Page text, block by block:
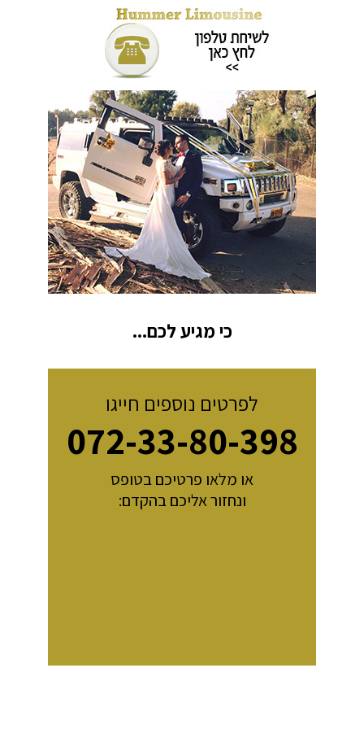
כי מגיע לכם...
לפרטים נוספים חייגו
072-33-80-398
או מלאו פרטיכם בטופס
ונחזור אליכם בהקדם: